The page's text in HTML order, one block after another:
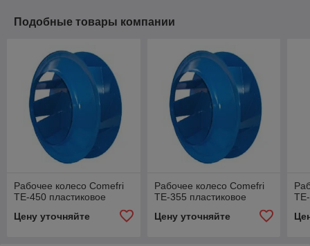
Подобные товары компании
Рабочее колесо Comefri
TE-450 пластиковое
Цену уточняйте
Рабочее колесо Comefri
TE-355 пластиковое
Цену уточняйте